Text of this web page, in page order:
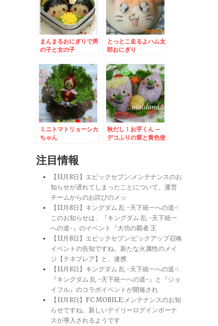
まんまるおにぎりで男
の子と女の子
とっとこ走るよハム太
郎おにぎり
ミニトマトリョーシカ
ちゃん
秋だし！お芋くん –
デコふりの紫と黄色使
注目情報
【11月8日】エピックセブン:メンテナンスのお
知らせが遅れてしまったことについて、運営
チームからのお詫びのメッ
【11月8日】キングダム 乱 -天下統一への道-:
このお知らせは、『キングダム 乱 -天下統一
への道-』のイベント『大功の覇者 王
【11月8日】エピックセブン:ピックアップ召喚
イベントの告知ですね。新たな火属性のメイ
ジ【テネブレア】と、連携
【11月8日】キングダム 乱 -天下統一への道-:
『キングダム 乱 -天下統一への道-』と『ジョ
イフル』のコラボイベントが開催され
【11月8日】FC MOBILE:メンテナンスのお知
らせですね。新しいデイリーログインボーナ
スが導入されるようです